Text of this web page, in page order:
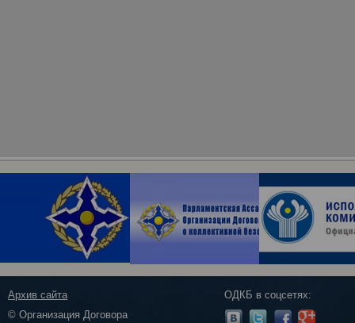
Архив сайта
© Организация Договора
ОДКБ в соцсетях: